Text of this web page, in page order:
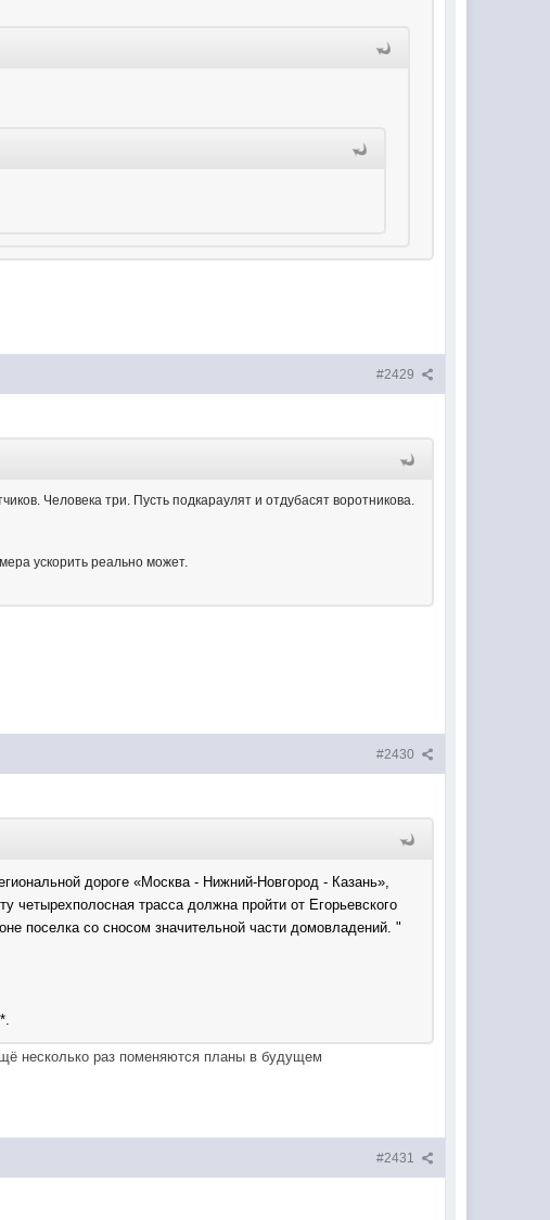
#2429
Человека три. Пусть подкараулят и отдубасят воротникова.
ускорить реально может.
#2430
дороге «Москва - Нижний-Новгород - Казань»,
четырехполосная трасса должна пройти от Егорьевского
поселка со сносом значительной части домовладений. "
несколько раз поменяются планы в будущем
#2431